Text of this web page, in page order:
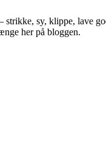
sy, klippe, lave
her på bloggen.